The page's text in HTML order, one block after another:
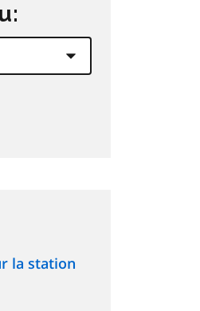
la station